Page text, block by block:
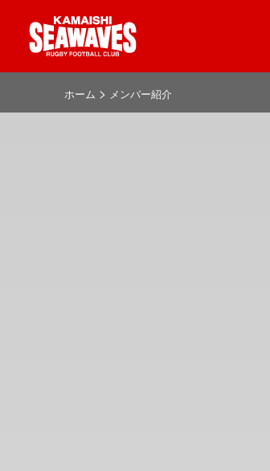
ホーム > メンバー紹介